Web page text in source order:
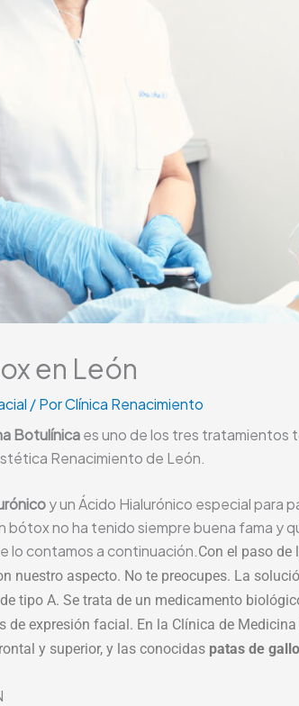
en León
/ PorClínica Renacimiento
Botulínicaes uno de los tres tratamientos
Renacimiento de León.
y un Ácido Hialurónico especial para
bótox no ha tenido siempre buena fama y
lo contamos a continuación.Con el paso de
nuestro aspecto. No te preocupes. La
tipo A. Se trata de un medicamento
expresión facial. En la Clínica de
y superior, y las conocidas patas de gallo